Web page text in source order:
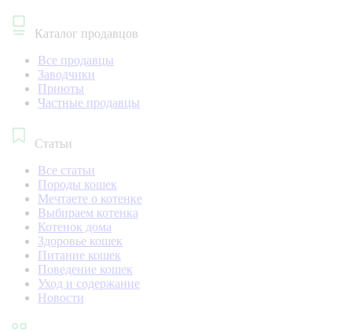
Каталог продавцов
Все продавцы
Заводчики
Приюты
Частные продавцы
Статьи
Все статьи
Породы кошек
Мечтаете о котенке
Выбираем котенка
Котенок дома
Здоровье кошек
Питание кошек
Поведение кошек
Уход и содержание
Новости